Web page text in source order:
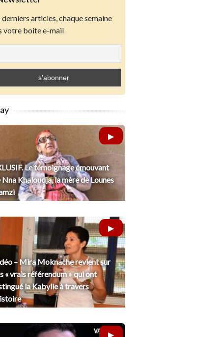
derniers articles, chaque semaine
votre boite e-mail
Le témoignage émouvant
Nna Khaloudja, la mère de Lounes
– Mira Moknache revient sur
« vrais référendum » qui ont
la Kabylie à travers